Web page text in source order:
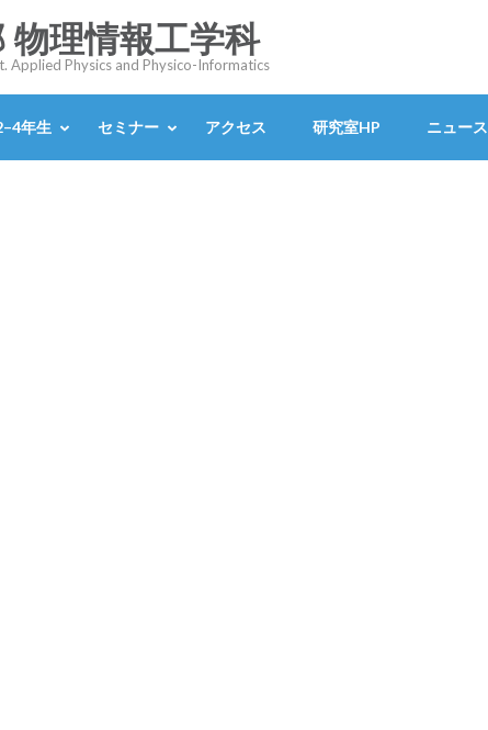
物理情報工学科
Applied Physics and Physico-Informatics
年生 セミナー アクセス 研究室HP ニュース